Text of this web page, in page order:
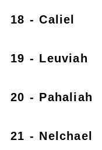
18 - Caliel
19 - Leuviah
20 - Pahaliah
21 - Nelchael